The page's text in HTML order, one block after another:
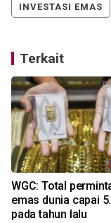
INVESTASI EMAS
Terkait
WGC: Total
emas dunia capai
pada tahun lalu